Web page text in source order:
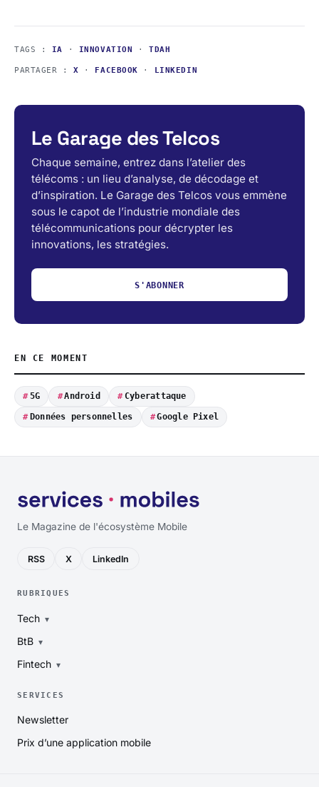
TAGS : IA · INNOVATION ·TDAH
PARTAGER :X · FACEBOOK · LINKEDIN
Le Garage des Telcos
Chaque semaine, entrez dans l’atelier des
télécoms : un lieu d’analyse, de décodage et
d’inspiration. Le Garage des Telcos vous emmène
sous le capot de l’industrie mondiale des
télécommunications pour décrypter les
innovations, les stratégies.
S'ABONNER
EN CE MOMENT
5G Android Cyberattaque
Données personnelles Google Pixel
Le Magazine de l'écosystème Mobile
RSS X LinkedIn
RUBRIQUES
Tech
BtB
Fintech
SERVICES
Newsletter
Prix d’une application mobile